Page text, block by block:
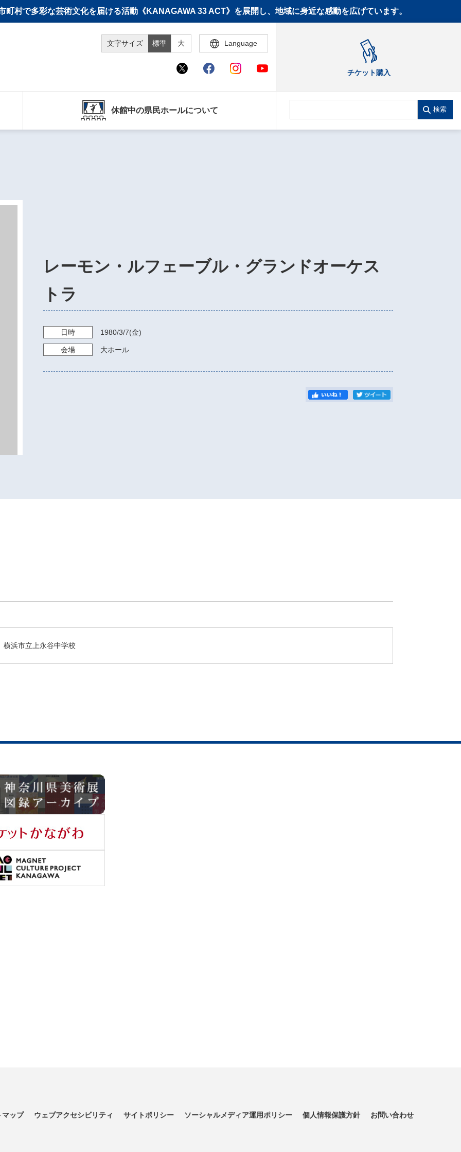
村で多彩な芸術文化を届ける活動《KANAGAWA 33 ACT》を展開し、地域に身近な感動を広げています。
文字サイズ 標準 大 Language
チケット購入
休館中の県民ホールについて 検索
レーモン・ルフェーブル・グランドオーケス
トラ
日時 1980/3/7(金)
会場 大ホール
横浜市立上永谷中学校
マップ ウェブアクセシビリティ サイトポリシー ソーシャルメディア運用ポリシー 個人情報保護方針 お問い合わせ